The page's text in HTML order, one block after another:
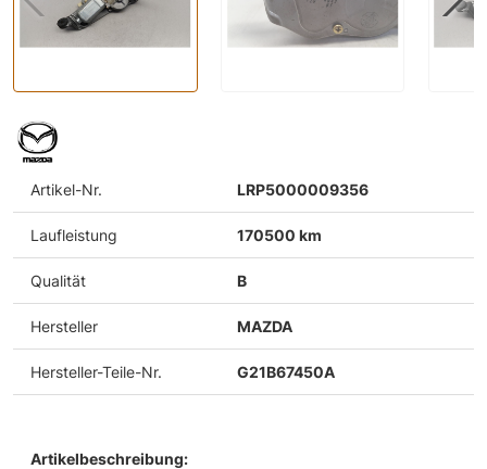
Artikel-Nr. LRP5000009356
Laufleistung 170500 km
Qualität B
Hersteller MAZDA
Hersteller-Teile-Nr. G21B67450A
Artikelbeschreibung: